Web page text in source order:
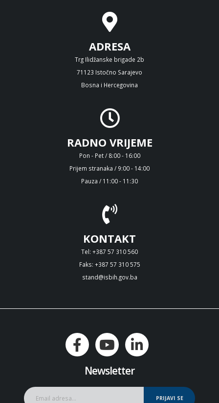
ADRESA
Trg Ilidžanske brigade 2b
71123 Istočno Sarajevo
Bosna i Hercegovina
RADNO VRIJEME
Pon - Pet / 8:00 - 16:00
Prijem stranaka / 9:00 - 14:00
Pauza / 11:00 - 11:30
KONTAKT
Tel: +387 57 310 560
Faks: +387 57 310 575
stand@isbih.gov.ba
Newsletter
PRIJAVI SE